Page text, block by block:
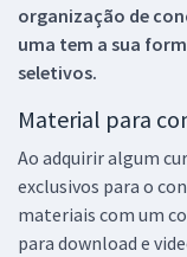
organização de
uma tem a sua
seletivos.
Material para
Ao adquirir algum
exclusivos para o
materiais com um
para download e